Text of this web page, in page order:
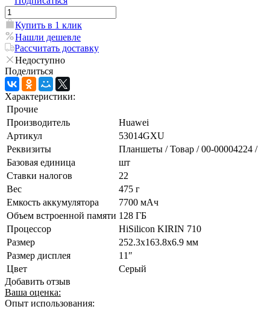
Купить в 1 клик
Нашли дешевле
Рассчитать доставку
Недоступно
Поделиться
Характеристики:
Прочие
Производитель
Huawei
Артикул
53014GXU
Реквизиты
Планшеты / Товар / 00-00004224 /
Базовая единица
шт
Ставки налогов
22
Вес
475 г
Емкость аккумулятора
7700 мАч
Объем встроенной памяти 128 ГБ
Процессор
HiSilicon KIRIN 710
Размер
252.3х163.8х6.9 мм
Размер дисплея
11″
Цвет
Серый
Добавить отзыв
Ваша оценка:
Опыт использования: